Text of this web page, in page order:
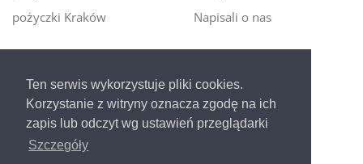
Ten serwis wykorzystuje pliki cookies.
Korzystanie z witryny oznacza zgodę na ich
zapis lub odczyt wg ustawień przeglądarki
Szczegóły
pożyczki Kraków
Napisali o nas
Ekspert kredytowy online - nowa era szybkiego i
bezpiecznego pożyczania!